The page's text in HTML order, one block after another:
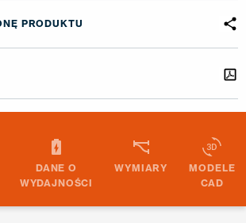
PRODUKTU
DANE O
WYDAJNOŚCI
WYMIARY
MODELE
CAD